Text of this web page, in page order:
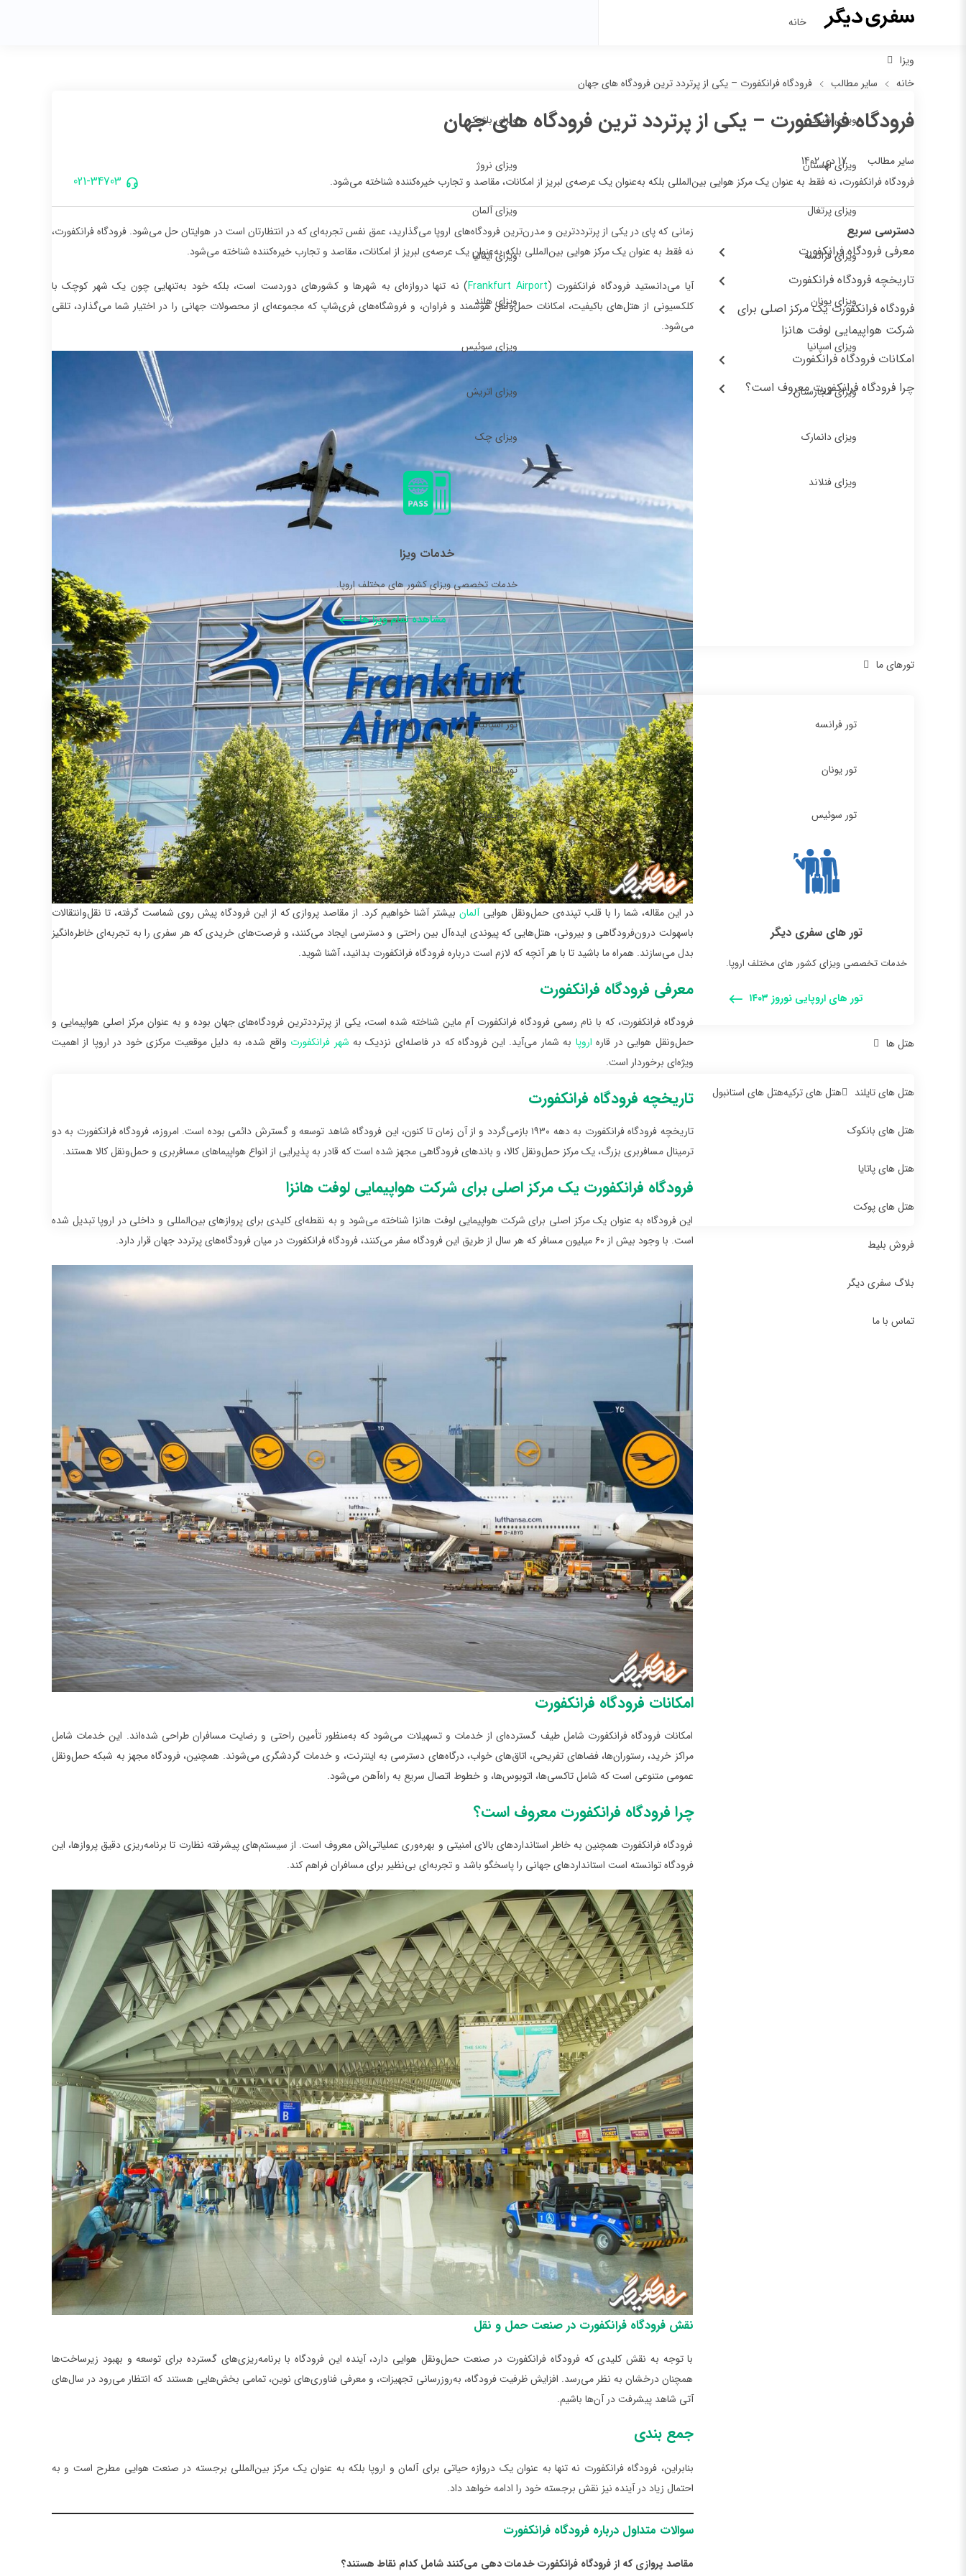
خانه
ویزا
ویزای شینگن ویزای بلژیک
ویزای لهستان ویزای نروژ
ویزای پرتغال ویزای آلمان
ویزای فرانسه ویزای ایتالیا
ویزای یونان ویزای هلند
ویزای اسپانیا ویزای سوئیس
ویزای مجارستان ویزای اتریش
ویزای دانمارک ویزای چک
ویزای فنلاند
خدمات ویزا
خدمات تخصصی ویزای کشور های مختلف اروپا.
مشاهده تمام ویزا ها
تورهای ما
تور فرانسه تور اسپانیا
تور یونان تور ایتالیا
تور سوئیس تور پرتغال
تور های سفری دیگر
خدمات تخصصی ویزای کشور های مختلف اروپا.
تور های اروپایی نوروز ۱۴۰۳
هتل ها
هتل های تایلند
هتل های بانکوک
هتل های پاتایا
هتل های پوکت
هتل های ترکیههتل های استانبول
فروش بلیط
بلاگ سفری دیگر
تماس با ما
خانه سایر مطالب فرودگاه ‌فرانکفورت – یکی از پرتردد ترین فرودگاه‌ های جهان
فرودگاه ‌فرانکفورت – یکی از پرتردد ترین فرودگاه‌ های جهان
سایر مطالب 17 دی 1402
021-34703 فرودگاه ‌فرانکفورت، نه فقط به عنوان یک مرکز هوایی بین‌المللی بلکه به‌عنوان یک عرصه‌ی لبریز از امکانات، مقاصد و تجارب خیره‌کننده شناخته می‌شود.
دسترسی سریع
معرفی فرودگاه فرانکفورت
تاریخچه فرودگاه فرانکفورت
فرودگاه فرانکفورت یک مرکز اصلی برای
شرکت هواپیمایی لوفت هانزا
امکانات فرودگاه فرانکفورت
چرا فرودگاه فرانکفورت معروف است؟
زمانی که پای در یکی از پرترددترین و مدرن‌ترین فرودگاه‌های اروپا می‌گذارید، عمق نفس تجربه‌ای که در انتظارتان است در هوایتان حل می‌شود. فرودگاه ‌فرانکفورت،
نه فقط به عنوان یک مرکز هوایی بین‌المللی بلکه به‌عنوان یک عرصه‌ی لبریز از امکانات، مقاصد و تجارب خیره‌کننده شناخته می‌شود.
آیا می‌دانستید فرودگاه ‌فرانکفورت (Frankfurt Airport) نه تنها دروازه‌ای به شهرها و کشورهای دوردست است، بلکه خود به‌تنهایی چون یک شهر کوچک با
کلکسیونی از هتل‌های باکیفیت، امکانات حمل‌ونقل هوشمند و فراوان، و فروشگاه‌های فری‌شاپ که مجموعه‌ای از محصولات جهانی را در اختیار شما می‌گذارد، تلقی
می‌شود.
در این مقاله، شما را با قلب تپنده‌ی حمل‌ونقل هواییآلمانبیشتر آشنا خواهیم کرد. از مقاصد پروازی که از این فرودگاه پیش روی شماست گرفته، تا نقل‌وانتقالات
باسهولت درون‌فرودگاهی و بیرونی، هتل‌هایی که پیوندی ایده‌آل بین راحتی و دسترسی ایجاد می‌کنند، و فرصت‌های خریدی که هر سفری را به تجربه‌ای خاطره‌انگیز
بدل می‌سازند. همراه ما باشید تا با هر آنچه که لازم است درباره فرودگاه ‌فرانکفورت بدانید، آشنا شوید.
معرفی فرودگاه فرانکفورت
فرودگاه ‌فرانکفورت، که با نام رسمی فرودگاه ‌فرانکفورت آم ماین شناخته شده است، یکی از پرترددترین فرودگاه‌های جهان بوده و به عنوان مرکز اصلی هواپیمایی و
حمل‌ونقل هوایی در قاره اروپا به شمار می‌آید. این فرودگاه که در فاصله‌ای نزدیک به شهر فرانکفورت واقع شده، به دلیل موقعیت مرکزی خود در اروپا از اهمیت
ویژه‌ای برخوردار است.
تاریخچه فرودگاه فرانکفورت
تاریخچه فرودگاه ‌فرانکفورت به دهه ۱۹۳۰ بازمی‌گردد و از آن زمان تا کنون، این فرودگاه شاهد توسعه و گسترش دائمی بوده است. امروزه، فرودگاه ‌فرانکفورت به دو
ترمینال مسافربری بزرگ، یک مرکز حمل‌ونقل کالا، و باندهای فرودگاهی مجهز شده است که قادر به پذیرایی از انواع هواپیماهای مسافربری و حمل‌ونقل کالا هستند.
فرودگاه فرانکفورت یک مرکز اصلی برای شرکت هواپیمایی لوفت هانزا
این فرودگاه به عنوان یک مرکز اصلی برای شرکت هواپیمایی لوفت هانزا شناخته می‌شود و به نقطه‌ای کلیدی برای پروازهای بین‌المللی و داخلی در اروپا تبدیل شده
است. با وجود بیش از ۶۰ میلیون مسافر که هر سال از طریق این فرودگاه سفر می‌کنند، فرودگاه فرانکفورت در میان فرودگاه‌های پرتردد جهان قرار دارد.
امکانات فرودگاه فرانکفورت
امکانات فرودگاه فرانکفورت شامل طیف گسترده‌ای از خدمات و تسهیلات می‌شود که به‌منظور تأمین راحتی و رضایت مسافران طراحی شده‌اند. این خدمات شامل
مراکز خرید، رستوران‌ها، فضاهای تفریحی، اتاق‌های خواب، درگاه‌های دسترسی به اینترنت، و خدمات گردشگری می‌شوند. همچنین، فرودگاه مجهز به شبکه حمل‌ونقل
عمومی متنوعی است که شامل تاکسی‌ها، اتوبوس‌ها، و خطوط اتصال سریع به راه‌آهن می‌شود.
چرا فرودگاه فرانکفورت معروف است؟
فرودگاه فرانکفورت همچنین به خاطر استانداردهای بالای امنیتی و بهره‌وری عملیاتی‌اش معروف است. از سیستم‌های پیشرفته نظارت تا برنامه‌ریزی دقیق پروازها، این
فرودگاه توانسته است استانداردهای جهانی را پاسخگو باشد و تجربه‌ای بی‌نظیر برای مسافران فراهم کند.
نقش فرودگاه فرانکفورت در صنعت حمل و نقل
با توجه به نقش کلیدی‌ که فرودگاه فرانکفورت در صنعت حمل‌ونقل هوایی دارد، آینده این فرودگاه با برنامه‌ریزی‌های گسترده برای توسعه و بهبود زیرساخت‌ها
همچنان درخشان به نظر می‌رسد. افزایش ظرفیت فرودگاه، به‌روزرسانی تجهیزات، و معرفی فناوری‌های نوین، تمامی بخش‌هایی هستند که انتظار می‌رود در سال‌های
آتی شاهد پیشرفت در آن‌ها باشیم.
جمع بندی
بنابراین، فرودگاه فرانکفورت نه تنها به عنوان یک دروازه حیاتی برای آلمان و اروپا بلکه به عنوان یک مرکز بین‌المللی برجسته در صنعت هوایی مطرح است و به
احتمال زیاد در آینده نیز نقش برجسته خود را ادامه خواهد داد.
سوالات متداول درباره فرودگاه ‌فرانکفورت
مقاصد پروازی که از فرودگاه فرانکفورت خدمات دهی می‌کنند شامل کدام نقاط هستند؟